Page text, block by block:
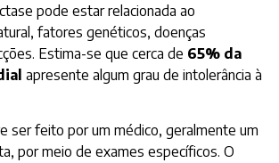
pode estar relacionada ao
fatores genéticos, doenças
Estima-se que cerca de 65% da
apresente algum grau de intolerância à
ser feito por um médico, geralmente um
por meio de exames específicos. O